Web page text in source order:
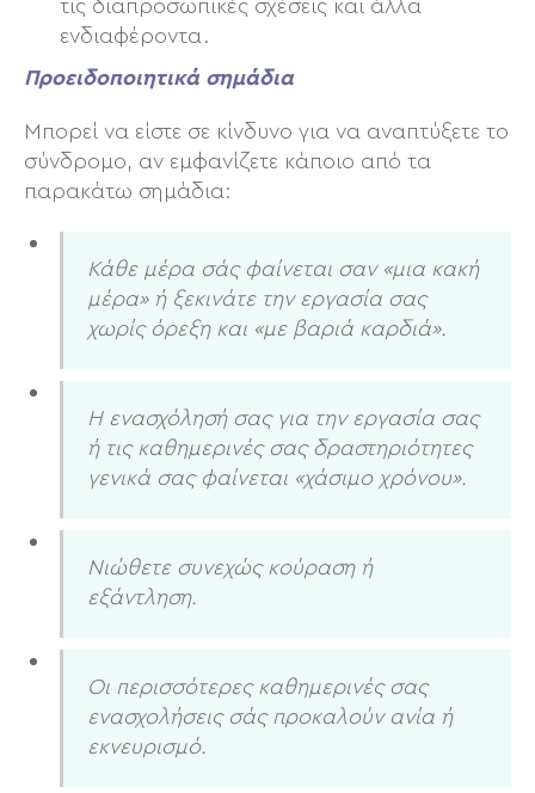
τις διαπροσωπικές σχέσεις και άλλα
ενδιαφέροντα.
Προειδοποιητικά σημάδια
Μπορεί να είστε σε κίνδυνο για να αναπτύξετε το
σύνδρομο, αν εμφανίζετε κάποιο από τα
παρακάτω σημάδια:
Κάθε μέρα σάς φαίνεται σαν «μια κακή
μέρα» ή ξεκινάτε την εργασία σας
χωρίς όρεξη και «με βαριά καρδιά».
Η ενασχόλησή σας για την εργασία σας
ή τις καθημερινές σας δραστηριότητες
γενικά σας φαίνεται «χάσιμο χρόνου».
Νιώθετε συνεχώς κούραση ή
εξάντληση.
Οι περισσότερες καθημερινές σας
ενασχολήσεις σάς προκαλούν ανία ή
εκνευρισμό.